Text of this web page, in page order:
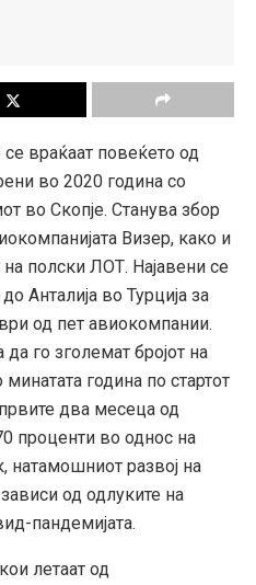
враќаат повеќето од
во 2020 година со
во Скопје. Станува збор
Визер, како и
полски ЛОТ. Најавени се
Анталија во Турција за
од пет авиокомпании.
го зголемат бројот на
година по стартот
два месеца од
проценти во однос на
натамошниот развој на
од одлуките на
пандемијата.
летаат од